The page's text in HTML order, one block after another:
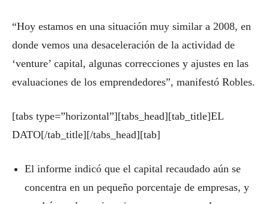
“Hoy estamos en una situación muy similar a 2008, en
donde vemos una desaceleración de la actividad de
‘venture’ capital, algunas correcciones y ajustes en las
evaluaciones de los emprendedores”, manifestó Robles.
[tabs type=”horizontal”][tabs_head][tab_title]EL
DATO[/tab_title][/tabs_head][tab]
El informe indicó que el capital recaudado aún se
concentra en un pequeño porcentaje de empresas, y